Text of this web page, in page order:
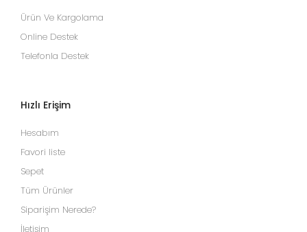
Ürün Ve Kargolama
Online Destek
Telefonla Destek
Hızlı Erişim
Hesabım
Favori liste
Sepet
Tüm Ürünler
Siparişim Nerede?
İletişim